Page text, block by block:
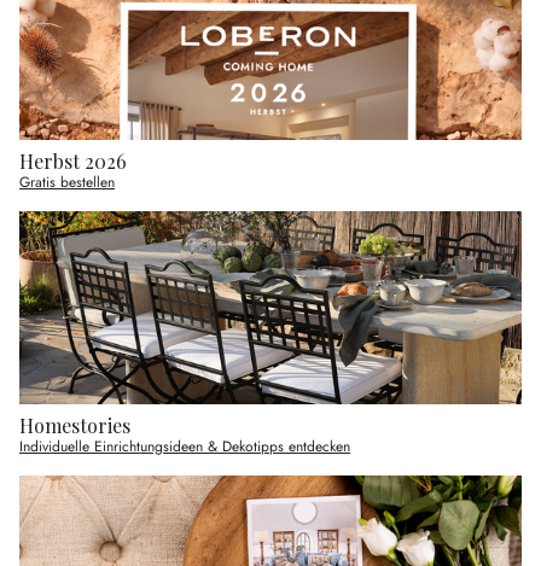
Herbst 2026
Gratis bestellen
Homestories
Individuelle Einrichtungsideen & Dekotipps entdecken